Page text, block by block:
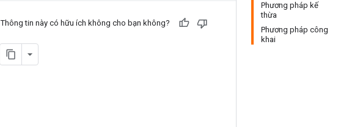
Phương pháp kế
thừa
Phương pháp công
khai
Thông tin này có hữu ích không cho bạn không?